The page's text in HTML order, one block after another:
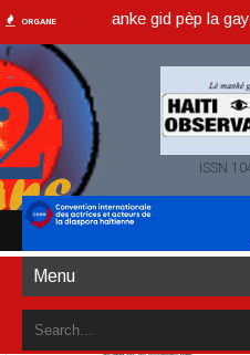
ORGANE
lè manke gid pèp la gaye.
ISSN
Menu